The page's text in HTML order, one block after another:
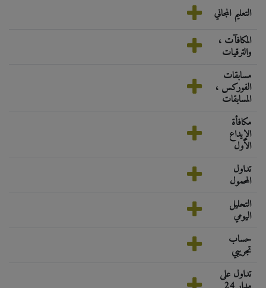
التعليم المجاني
المكافآت ،
والترقيات
مسابقات
الفوركس ،
المسابقات
مكافأة
الإيداع
الأول
تداول
المحمول
التحليل
اليومي
حساب
تجريبي
تداول على